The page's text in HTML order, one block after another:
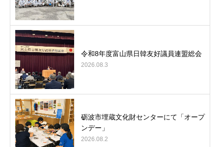
令和8年度富山県日韓友好議員連盟総会
2026.08.3
砺波市埋蔵文化財センターにて「オープ
ンデー」
2026.08.2